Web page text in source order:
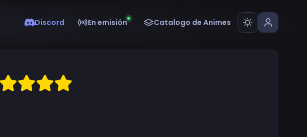
Discord En emisión Catalogo de Animes